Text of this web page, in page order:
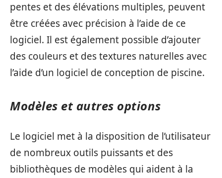
pentes et des élévations multiples, peuvent
être créées avec précision à l’aide de ce
logiciel. Il est également possible d’ajouter
des couleurs et des textures naturelles avec
l’aide d’un logiciel de conception de piscine.
Modèles et autres options
Le logiciel met à la disposition de l’utilisateur
de nombreux outils puissants et des
bibliothèques de modèles qui aident à la